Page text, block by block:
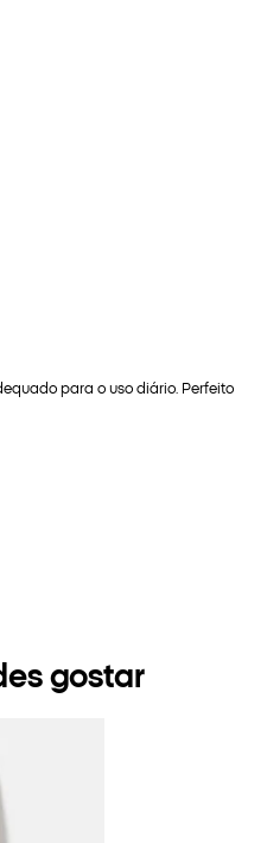
para o uso diário. Perfeito
gostar